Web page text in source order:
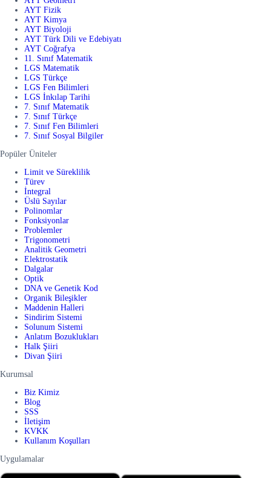
AYT Fizik
AYT Kimya
AYT Biyoloji
AYT Türk Dili ve Edebiyatı
AYT Coğrafya
11. Sınıf Matematik
LGS Matematik
LGS Türkçe
LGS Fen Bilimleri
LGS İnkılap Tarihi
7. Sınıf Matematik
7. Sınıf Türkçe
7. Sınıf Fen Bilimleri
7. Sınıf Sosyal Bilgiler
Popüler Üniteler
Limit ve Süreklilik
Türev
İntegral
Üslü Sayılar
Polinomlar
Fonksiyonlar
Problemler
Trigonometri
Analitik Geometri
Elektrostatik
Dalgalar
Optik
DNA ve Genetik Kod
Organik Bileşikler
Maddenin Halleri
Sindirim Sistemi
Solunum Sistemi
Anlatım Bozuklukları
Halk Şiiri
Divan Şiiri
Kurumsal
Biz Kimiz
Blog
SSS
İletişim
KVKK
Kullanım Koşulları
Uygulamalar